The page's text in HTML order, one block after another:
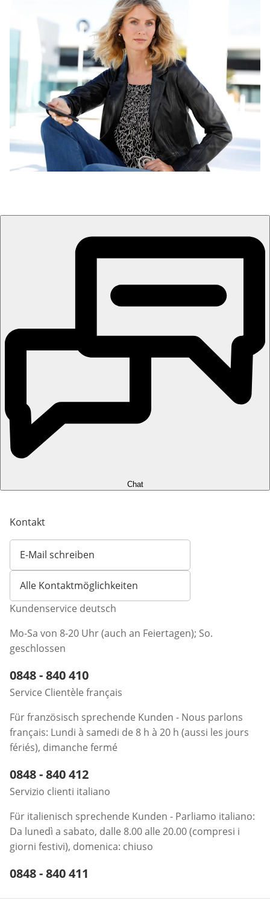
Chat
Kontakt
E-Mail schreiben
Öffnet E-Mail-Client
Alle Kontaktmöglichkeiten
Kundenservice deutsch
Mo-Sa von 8-20 Uhr (auch an Feiertagen); So.
geschlossen
Telefonnummer:
0848 - 840 410
Service Clientèle français
Für französisch sprechende Kunden - Nous parlons
français: Lundi à samedi de 8 h à 20 h (aussi les jours
fériés), dimanche fermé
Telefonnummer:
0848 - 840 412
Servizio clienti italiano
Für italienisch sprechende Kunden - Parliamo italiano:
Da lunedì a sabato, dalle 8.00 alle 20.00 (compresi i
giorni festivi), domenica: chiuso
Telefonnummer:
0848 - 840 411